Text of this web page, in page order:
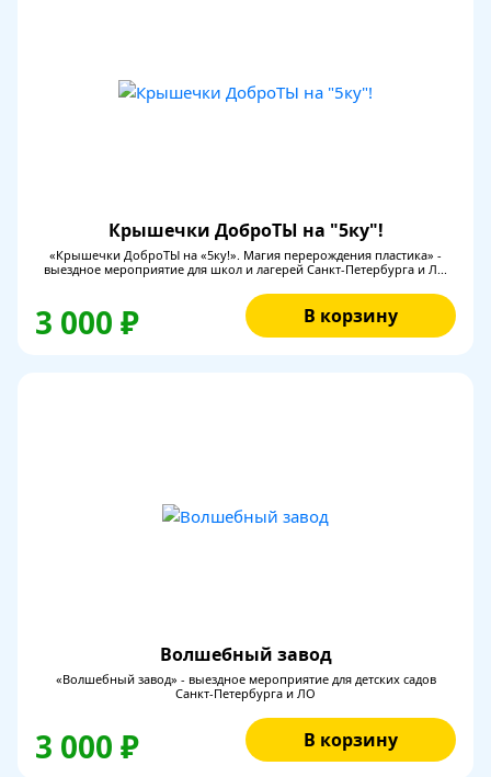
Крышечки ДоброТЫ на "5ку"!
«Крышечки ДоброТЫ на «5ку!». Магия перерождения пластика» -
выездное мероприятие для школ и лагерей Санкт-Петербурга и Л...
3 000 ₽ В корзину
Волшебный завод
«Волшебный завод» - выездное мероприятие для детских садов
Санкт-Петербурга и ЛО
3 000 ₽ В корзину